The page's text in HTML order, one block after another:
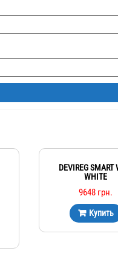
DEVIREG SMART
WHITE
9648 грн.
Купить